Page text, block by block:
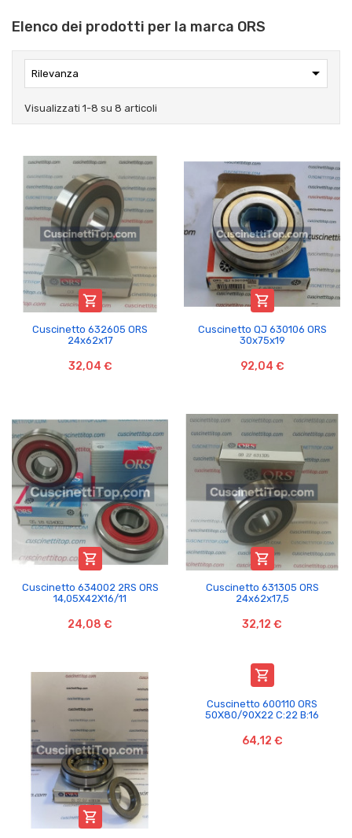
Elenco dei prodotti per la marca ORS
Rilevanza 
Visualizzati 1-8 su 8 articoli

Cuscinetto 632605 ORS
24x62x17
32,04 €

Cuscinetto QJ 630106 ORS
30x75x19
92,04 €

Cuscinetto 634002 2RS ORS
14,05X42X16/11
24,08 €

Cuscinetto 631305 ORS
24x62x17,5
32,12 €


Cuscinetto 600110 ORS
50X80/90X22 C:22 B:16
64,12 €